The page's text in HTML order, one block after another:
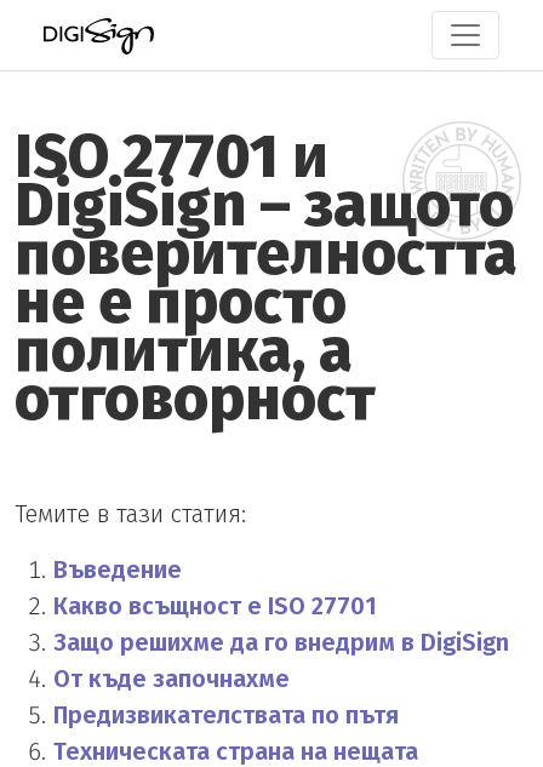
ISO 27701 и
DigiSign – защото
поверителността
не е просто
политика, а
отговорност
Темите в тази статия:
Въведение
Какво всъщност е ISO 27701
Защо решихме да го внедрим в DigiSign
От къде започнахме
Предизвикателствата по пътя
Техническата страна на нещата